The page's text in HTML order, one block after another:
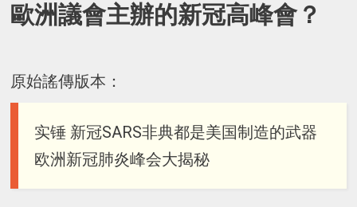
歐洲議會主辦的新冠高峰會？
原始謠傳版本：
实锤 新冠SARS非典都是美国制造的武器
欧洲新冠肺炎峰会大揭秘